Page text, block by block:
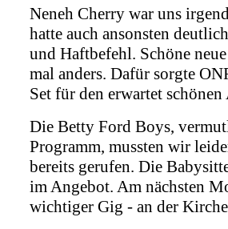
Neneh Cherry war uns
hatte auch ansonsten
und Haftbefehl. Schöne
mal anders. Dafür sorgte
Set für den erwartet
Die Betty Ford Boys,
Programm, mussten wir
bereits gerufen. Die
im Angebot. Am nächsten
wichtiger Gig - an der